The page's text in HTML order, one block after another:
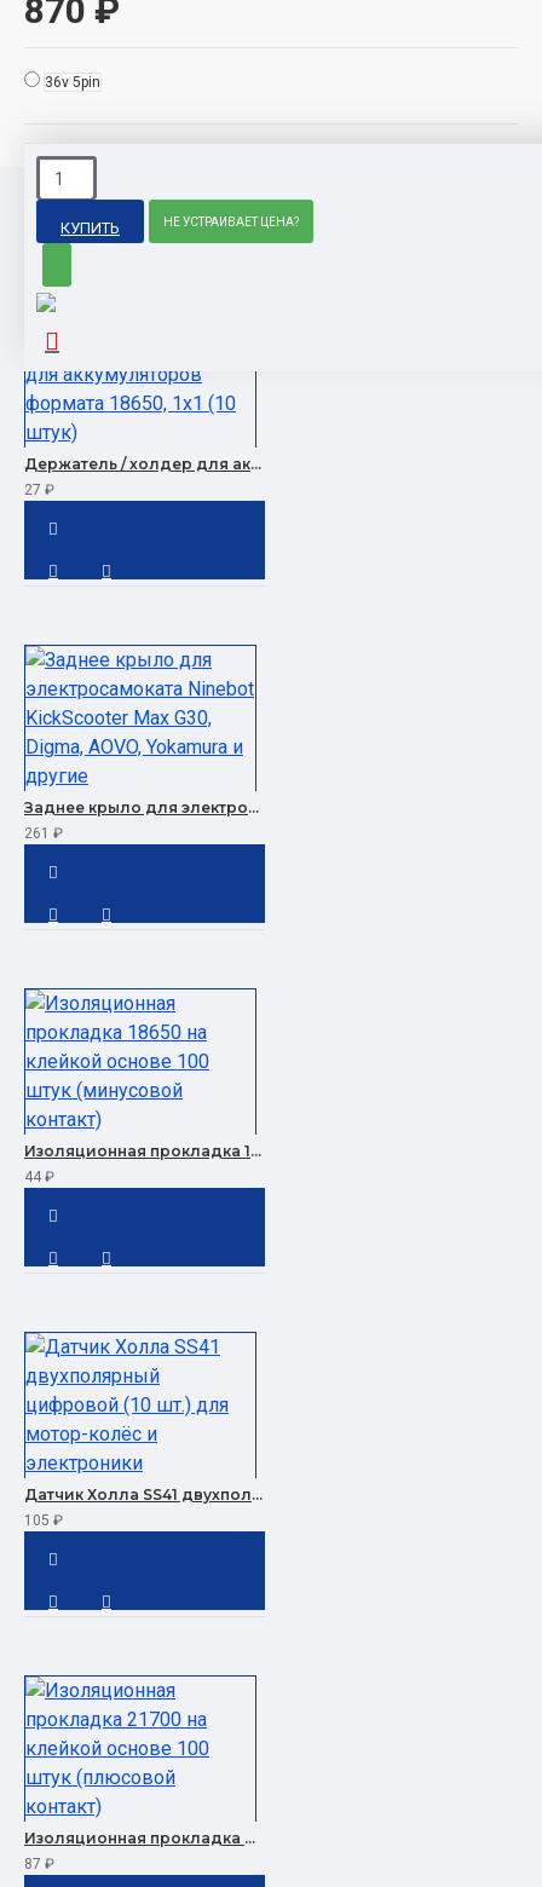
870 ₽
36v 5pin
КУПИТЬ НЕ УСТРАИВАЕТ ЦЕНА?
ПОПУЛЯРНЫЕ ТОВАРЫ
Держатель / холдер для аккумуляторов формата 18650, 1x1 (10 штук)
27 ₽
Заднее крыло для электросамоката Ninebot KickScooter Max G30, Digma, AOVO, Yokamura и другие
261 ₽
Изоляционная прокладка 18650 на клейкой основе 100 штук (минусовой контакт)
44 ₽
Датчик Холла SS41 двухполярный цифровой (10 шт.) для мотор-колёс и электроники
105 ₽
Изоляционная прокладка 21700 на клейкой основе 100 штук (плюсовой контакт)
87 ₽